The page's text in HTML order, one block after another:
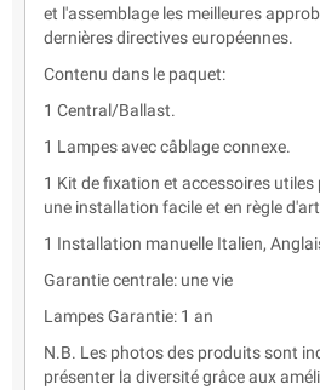
et l'assemblage les meilleures
dernières directives européennes.
Contenu dans le paquet:
1 Central/Ballast.
1 Lampes avec câblage connexe.
1 Kit de fixation et accessoires
une installation facile et en règle
1 Installation manuelle Italien,
Garantie centrale: une vie
Lampes Garantie: 1 an
N.B. Les photos des produits sont
présenter la diversité grâce aux